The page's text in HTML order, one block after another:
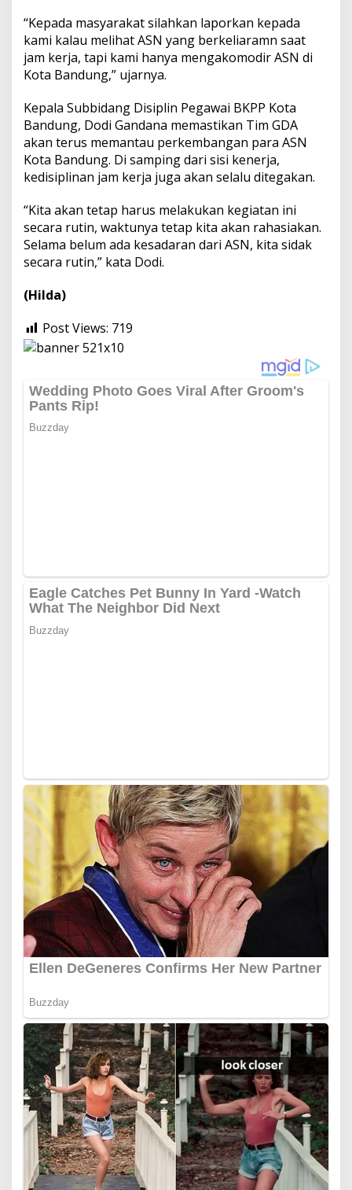
“Kepada masyarakat silahkan laporkan kepada
kami kalau melihat ASN yang berkeliaramn saat
jam kerja, tapi kami hanya mengakomodir ASN di
Kota Bandung,” ujarnya.
Kepala Subbidang Disiplin Pegawai BKPP Kota
Bandung, Dodi Gandana memastikan Tim GDA
akan terus memantau perkembangan para ASN
Kota Bandung. Di samping dari sisi kenerja,
kedisiplinan jam kerja juga akan selalu ditegakan.
“Kita akan tetap harus melakukan kegiatan ini
secara rutin, waktunya tetap kita akan rahasiakan.
Selama belum ada kesadaran dari ASN, kita sidak
secara rutin,” kata Dodi.
(Hilda)
Post Views: 719